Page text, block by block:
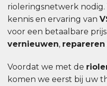
rioleringsnetwerk
kennis en ervaring van
voor een betaalbare
vernieuwen, repareren
Voordat we met de
komen we eerst bij uw